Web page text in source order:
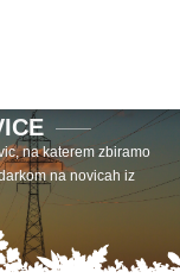
na katerem zbiramo
na novicah iz